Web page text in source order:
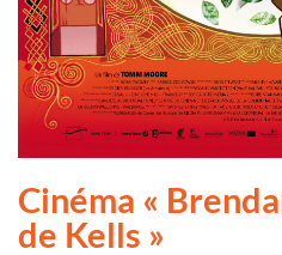
Cinéma «
de Kells »